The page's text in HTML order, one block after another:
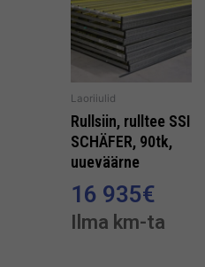
Laoriiulid
Rullsiin, rulltee SSI
SCHÄFER, 90tk,
uueväärne
16 935€
Ilma km-ta